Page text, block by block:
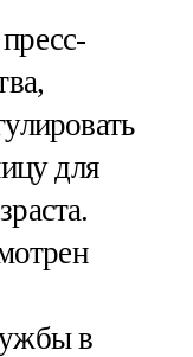
для
в